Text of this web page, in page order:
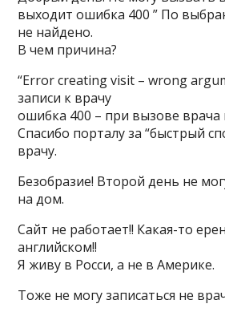
выходит ошибка 400 ” По
не найдено.
В чем причина?
“Error creating visit – wrong
записи к врачу
ошибка 400 – при вызове врача
Спасибо порталу за “быстрый
врачу.
Безобразие! Второй день не
на дом.
Сайт не работает!! Какая-то
английском!!
Я живу в Росси, а не в Америке.
Тоже не могу записаться не